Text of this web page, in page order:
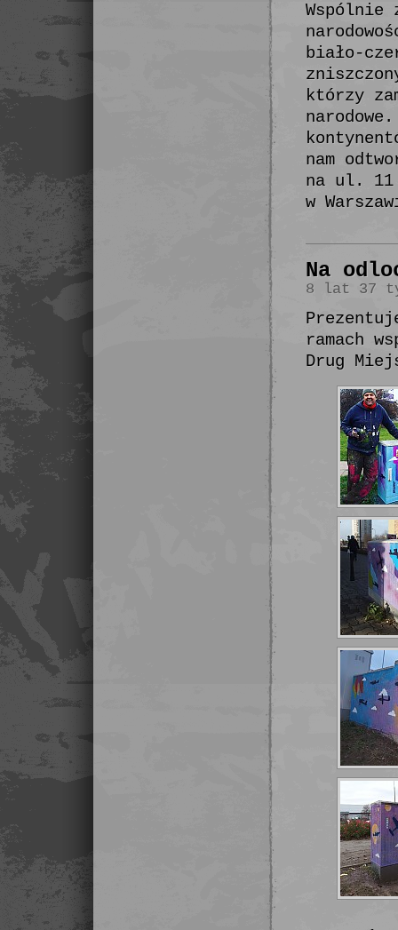
Wspólnie
biało-
którzy
nam
na ul. 11
w
Na
8 lat 37
ramach
Drug